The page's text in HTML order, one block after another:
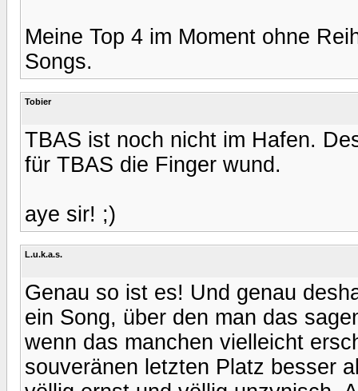
Meine Top 4 im Moment ohne
Songs.
Tobier
TBAS ist noch nicht im Hafen.
für TBAS die Finger wund.
aye sir! ;)
L.u.k.a.s.
Genau so ist es! Und genau
ein Song, über den man das
wenn das manchen vielleicht
souveränen letzten Platz besser